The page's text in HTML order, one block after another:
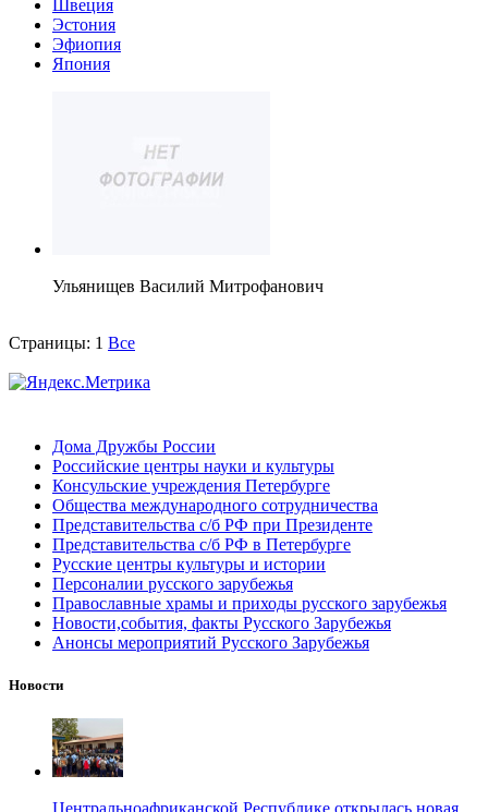
Швеция
Эстония
Эфиопия
Япония
Ульянищев Василий Митрофанович
Страницы: 1 Все
Дома Дружбы России
Российские центры науки и культуры
Консульские учреждения Петербурге
Общества международного сотрудничества
Представительства с/б РФ при Президенте
Представительства с/б РФ в Петербурге
Русские центры культуры и истории
Персоналии русского зарубежья
Православные храмы и приходы русского зарубежья
Новости,события, факты Русского Зарубежья
Анонсы мероприятий Русского Зарубежья
Новости
Центральноафриканской Республике открылась новая